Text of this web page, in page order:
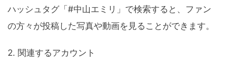
ハッシュタグ「#中山エミリ」で検索すると、ファン
の方々が投稿した写真や動画を見ることができます。
2. 関連するアカウント